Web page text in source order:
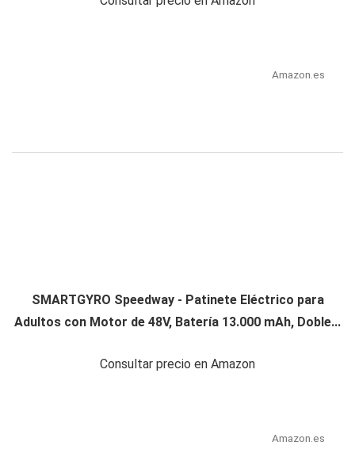
Amazon.es
SMARTGYRO Speedway - Patinete Eléctrico para
Adultos con Motor de 48V, Batería 13.000 mAh, Doble...
Consultar precio en Amazon
Amazon.es